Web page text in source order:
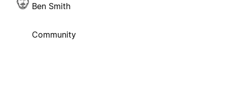
Ben Smith
Community